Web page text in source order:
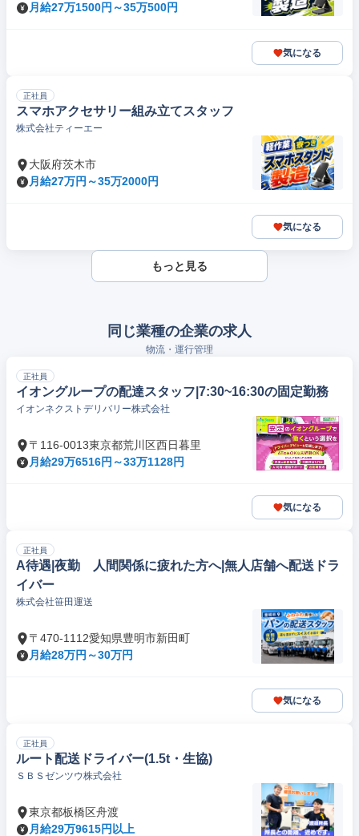
月給27万1500円～35万500円
気になる
正社員
スマホアクセサリー組み立てスタッフ
株式会社ティーエー
大阪府茨木市
月給27万円～35万2000円
気になる
もっと見る
同じ業種の企業の求人
物流・運行管理
正社員
イオングループの配達スタッフ|7:30~16:30の固定勤務
イオンネクストデリバリー株式会社
〒116-0013東京都荒川区西日暮里
月給29万6516円～33万1128円
気になる
正社員
A待遇|夜勤 人間関係に疲れた方へ|無人店舗へ配送ドラ
イバー
株式会社笹田運送
〒470-1112愛知県豊明市新田町
月給28万円～30万円
気になる
正社員
ルート配送ドライバー(1.5t・生協)
ＳＢＳゼンツウ株式会社
東京都板橋区舟渡
月給29万9615円以上